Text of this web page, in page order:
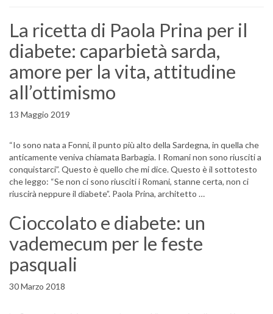
La ricetta di Paola Prina per il
diabete: caparbietà sarda,
amore per la vita, attitudine
all’ottimismo
13 Maggio 2019
“Io sono nata a Fonni, il punto più alto della Sardegna, in quella che
anticamente veniva chiamata Barbagia. I Romani non sono riusciti a
conquistarci”. Questo è quello che mi dice. Questo è il sottotesto
che leggo: “Se non ci sono riusciti i Romani, stanne certa, non ci
riuscirà neppure il diabete”. Paola Prina, architetto …
Cioccolato e diabete: un
vademecum per le feste
pasquali
30 Marzo 2018